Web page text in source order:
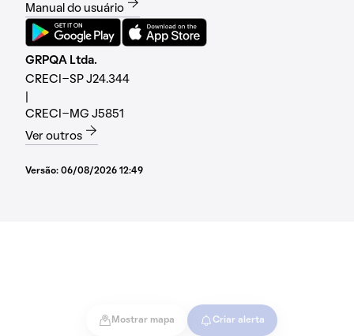
Mostrar mapa Criar alerta
Manual do usuário
GRPQA Ltda.
CRECI-SP J24.344
CRECI-MG J5851
Ver outros
Versão: 06/08/2026 12:49